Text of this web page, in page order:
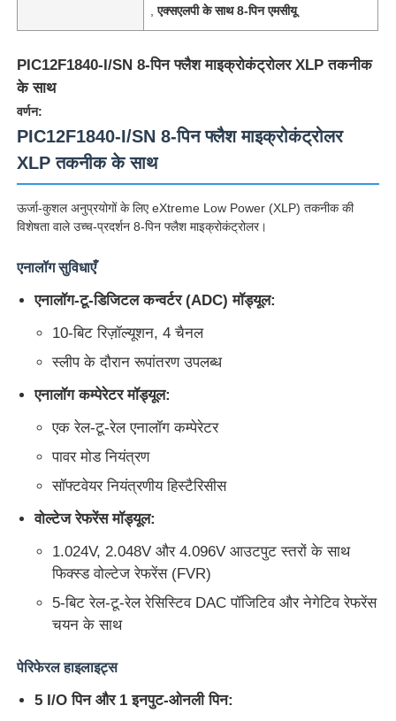
कारखाने का दौरा
,एक्सएलपी के साथ 8-पिन एमसीयू
PIC12F1840-I/SN 8-पिन फ्लैश माइक्रोकंट्रोलर XLP तकनीक
के साथ
वर्णन:
PIC12F1840-I/SN 8-पिन फ्लैश माइक्रोकंट्रोलर
XLP तकनीक के साथ
ऊर्जा-कुशल अनुप्रयोगों के लिए eXtreme Low Power (XLP) तकनीक की
विशेषता वाले उच्च-प्रदर्शन 8-पिन फ्लैश माइक्रोकंट्रोलर।
एनालॉग सुविधाएँ
एनालॉग-टू-डिजिटल कन्वर्टर (ADC) मॉड्यूल:
10-बिट रिज़ॉल्यूशन, 4 चैनल
स्लीप के दौरान रूपांतरण उपलब्ध
एनालॉग कम्पेरेटर मॉड्यूल:
एक रेल-टू-रेल एनालॉग कम्पेरेटर
पावर मोड नियंत्रण
सॉफ्टवेयर नियंत्रणीय हिस्टैरिसीस
वोल्टेज रेफरेंस मॉड्यूल:
1.024V, 2.048V और 4.096V आउटपुट स्तरों के साथ
फिक्स्ड वोल्टेज रेफरेंस (FVR)
5-बिट रेल-टू-रेल रेसिस्टिव DAC पॉजिटिव और नेगेटिव रेफरेंस
चयन के साथ
पेरिफेरल हाइलाइट्स
5 I/O पिन और 1 इनपुट-ओनली पिन: